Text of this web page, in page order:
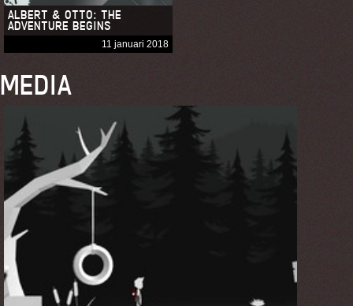
ALBERT & OTTO: THE
ADVENTURE BEGINS
11 januari 2018
MEDIA